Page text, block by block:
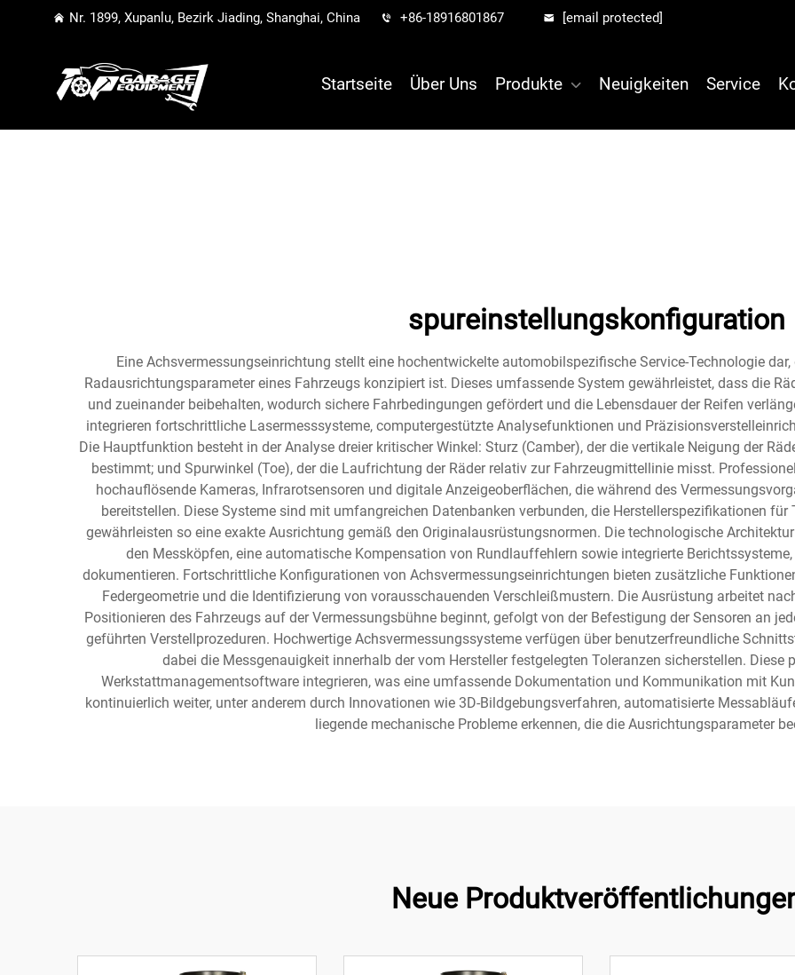
Nr. 1899, Xupanlu, Bezirk Jiading, Shanghai, China +86-18916801867 [email protected]
Startseite Über Uns Produkte Neuigkeiten Service
spureinstellungskonfiguration
Eine Achsvermessungseinrichtung stellt eine hochentwickelte automobilspezifische Service-Technologie
Radausrichtungsparameter eines Fahrzeugs konzipiert ist. Dieses umfassende System gewährleistet, dass die
und zueinander beibehalten, wodurch sichere Fahrbedingungen gefördert und die Lebensdauer der Reifen
integrieren fortschrittliche Lasermesssysteme, computergestützte Analysefunktionen und
Die Hauptfunktion besteht in der Analyse dreier kritischer Winkel: Sturz (Camber), der die vertikale Neigung der
bestimmt; und Spurwinkel (Toe), der die Laufrichtung der Räder relativ zur Fahrzeugmittellinie misst.
hochauflösende Kameras, Infrarotsensoren und digitale Anzeigeoberflächen, die während des
bereitstellen. Diese Systeme sind mit umfangreichen Datenbanken verbunden, die Herstellerspezifikationen
gewährleisten so eine exakte Ausrichtung gemäß den Originalausrüstungsnormen. Die technologische
den Messköpfen, eine automatische Kompensation von Rundlauffehlern sowie integrierte
dokumentieren. Fortschrittliche Konfigurationen von Achsvermessungseinrichtungen bieten zusätzliche
Federgeometrie und die Identifizierung von vorausschauenden Verschleißmustern. Die Ausrüstung arbeitet
Positionieren des Fahrzeugs auf der Vermessungsbühne beginnt, gefolgt von der Befestigung der Sensoren an
geführten Verstellprozeduren. Hochwertige Achsvermessungssysteme verfügen über benutzerfreundliche
dabei die Messgenauigkeit innerhalb der vom Hersteller festgelegten Toleranzen sicherstellen. Diese
Werkstattmanagementsoftware integrieren, was eine umfassende Dokumentation und Kommunikation mit
kontinuierlich weiter, unter anderem durch Innovationen wie 3D-Bildgebungsverfahren, automatisierte
liegende mechanische Probleme erkennen, die die Ausrichtungsparameter
Neue